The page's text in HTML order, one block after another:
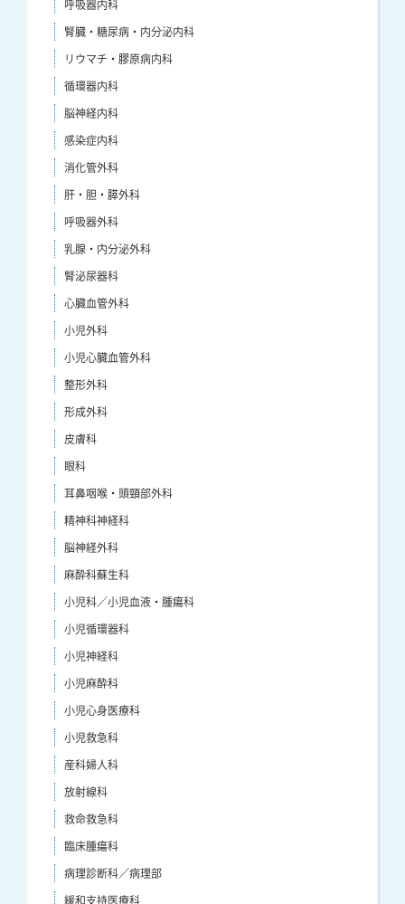
呼吸器内科
腎臓・糖尿病・内分泌内科
リウマチ・膠原病内科
循環器内科
脳神経内科
感染症内科
消化管外科
肝・胆・膵外科
呼吸器外科
乳腺・内分泌外科
腎泌尿器科
心臓血管外科
小児外科
小児心臓血管外科
整形外科
形成外科
皮膚科
眼科
耳鼻咽喉・頭頸部外科
精神科神経科
脳神経外科
麻酔科蘇生科
小児科／小児血液・腫瘍科
小児循環器科
小児神経科
小児麻酔科
小児心身医療科
小児救急科
産科婦人科
放射線科
救命救急科
臨床腫瘍科
病理診断科／病理部
緩和支持医療科